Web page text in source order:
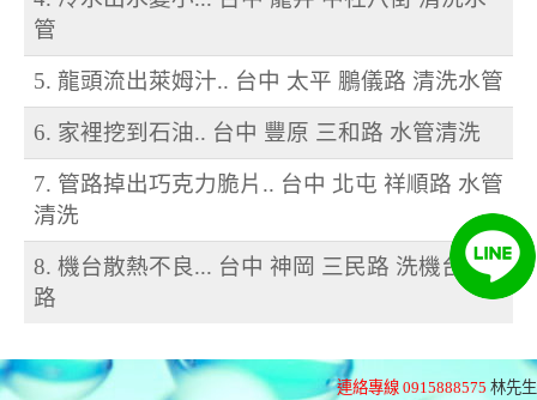
管
5. 龍頭流出萊姆汁.. 台中 太平 鵬儀路 清洗水管
6. 家裡挖到石油.. 台中 豐原 三和路 水管清洗
7. 管路掉出巧克力脆片.. 台中 北屯 祥順路 水管
清洗
8. 機台散熱不良... 台中 神岡 三民路 洗機台管
路
連絡專線 0915888575 林先生